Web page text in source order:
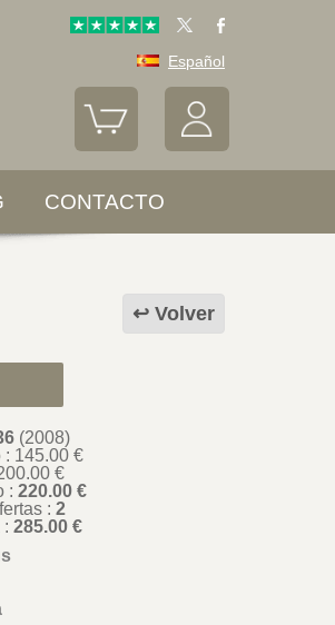
Español
CONTACTO
Volver
(2008)
: 145.00 €
€
:220.00 €
:2
: 285.00 €